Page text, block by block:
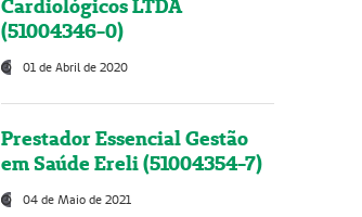
Cardiológicos LTDA
(51004346-0)
01 de Abril de 2020
Prestador Essencial Gestão
em Saúde Ereli (51004354-7)
04 de Maio de 2021